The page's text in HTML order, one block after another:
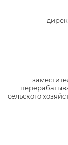
сельского